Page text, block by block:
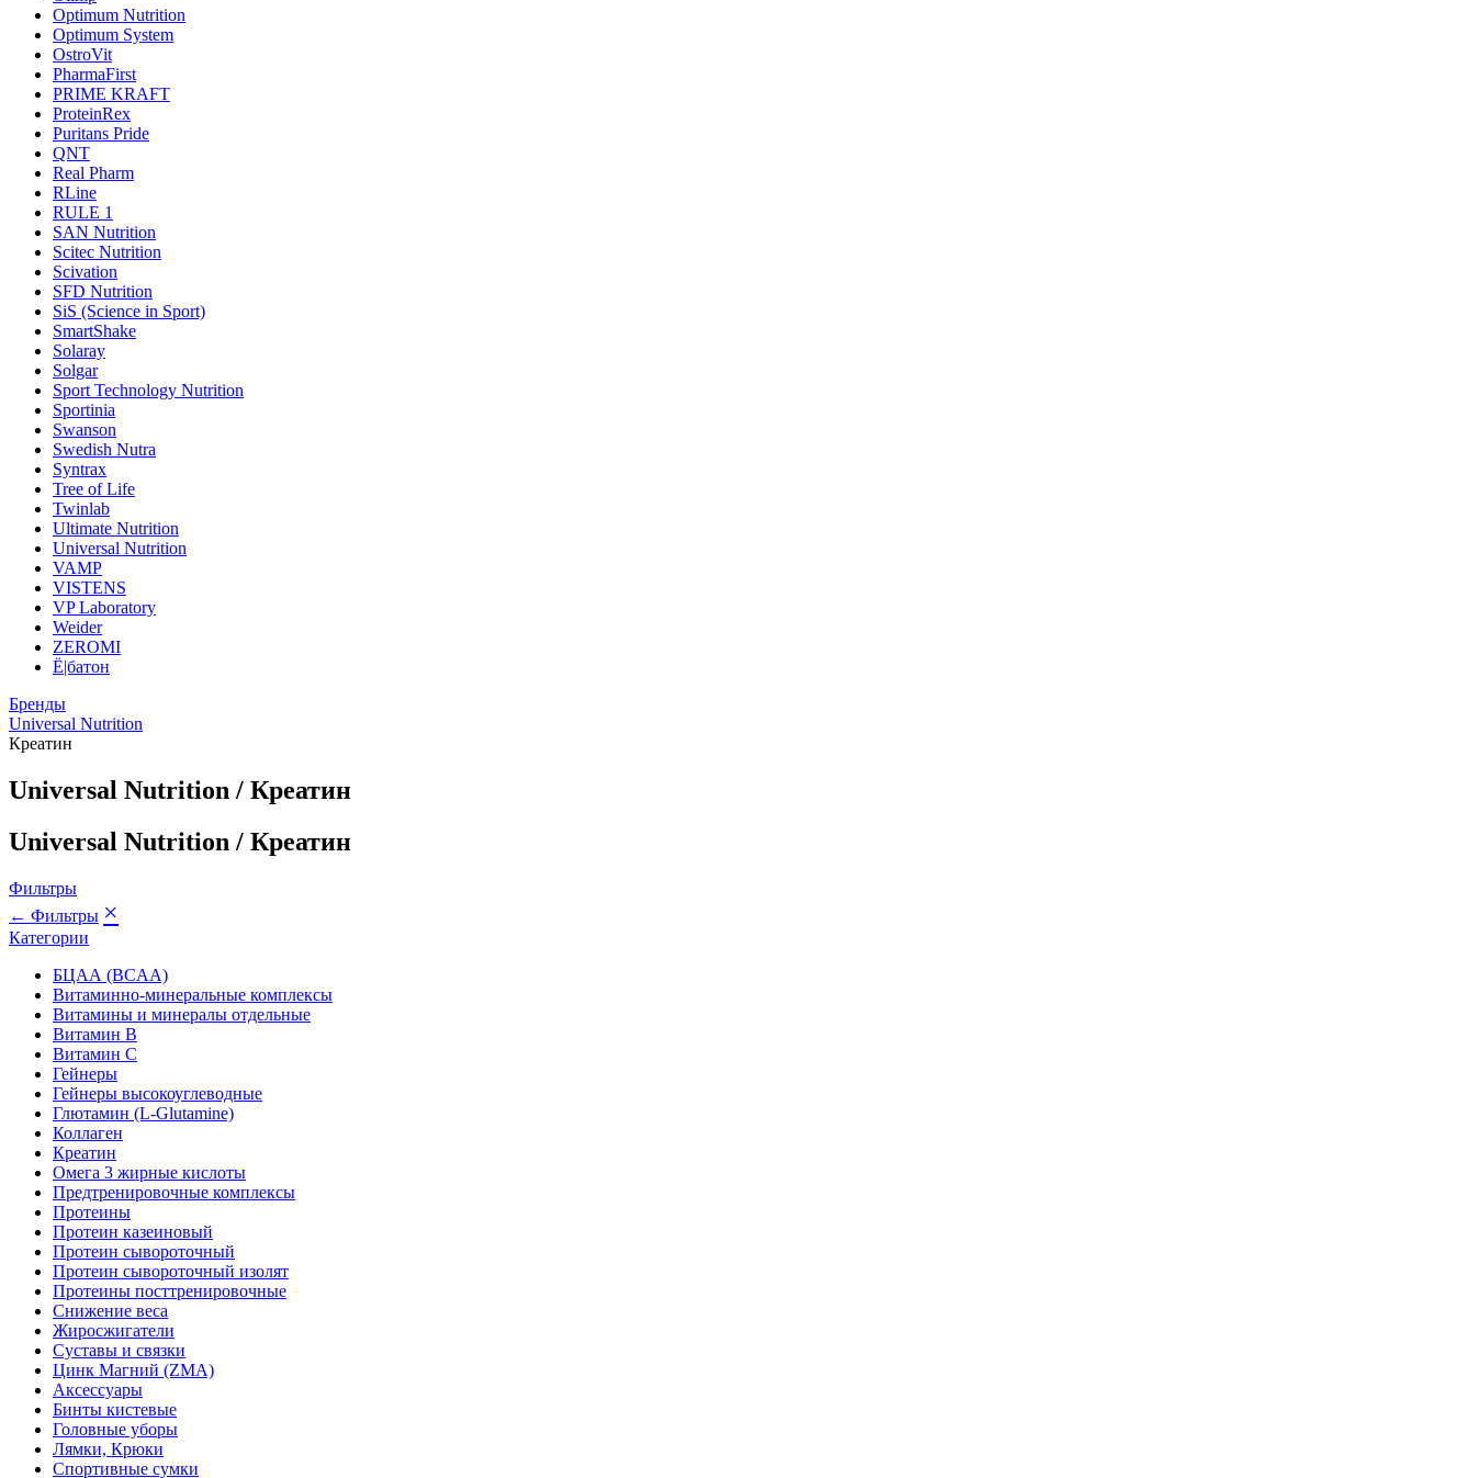
Optimum Nutrition
Optimum System
OstroVit
PharmaFirst
PRIME KRAFT
ProteinRex
Puritans Pride
QNT
Real Pharm
RLine
RULE 1
SAN Nutrition
Scitec Nutrition
Scivation
SFD Nutrition
SiS (Science in Sport)
SmartShake
Solaray
Solgar
Sport Technology Nutrition
Sportinia
Swanson
Swedish Nutra
Syntrax
Tree of Life
Twinlab
Ultimate Nutrition
Universal Nutrition
VAMP
VISTENS
VP Laboratory
Weider
ZEROMI
Ё|батон
Бренды
Universal Nutrition
Креатин
Universal Nutrition / Креатин
Universal Nutrition / Креатин
Фильтры
← Фильтры ×
Категории
БЦАА (BCAA)
Витаминно-минеральные комплексы
Витамины и минералы отдельные
Витамин B
Витамин C
Гейнеры
Гейнеры высокоуглеводные
Глютамин (L-Glutamine)
Коллаген
Креатин
Омега 3 жирные кислоты
Предтренировочные комплексы
Протеины
Протеин казеиновый
Протеин сывороточный
Протеин сывороточный изолят
Протеины посттренировочные
Снижение веса
Жиросжигатели
Суставы и связки
Цинк Магний (ZMA)
Аксессуары
Бинты кистевые
Головные уборы
Лямки, Крюки
Спортивные сумки